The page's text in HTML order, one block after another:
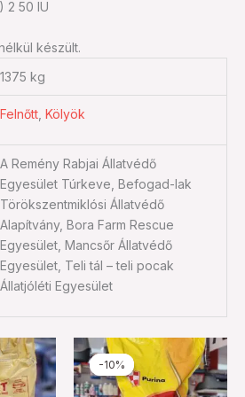
2 50 IU
készült.
1375 kg
Felnőtt Kölyök
A Remény Rabjai Állatvédő
Egyesület Túrkeve, Befogad-lak
Törökszentmiklósi Állatvédő
Alapítvány, Bora Farm Rescue
Egyesület, Mancsőr Állatvédő
Egyesület, Teli tál – teli pocak
Állatjóléti Egyesület
Ártartomány:
1.350 Ft
-
4.680 Ft
Ennek
a
terméknek
-10%
-10%
Original
price
was:
11.200 Ft.
Current
price
is:
10.080
Ennek
a